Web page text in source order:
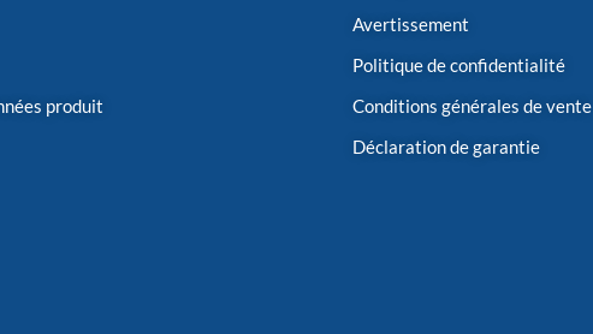
produit
Avertissement
Politique de confidentialité
Conditions générales de vente
Déclaration de garantie